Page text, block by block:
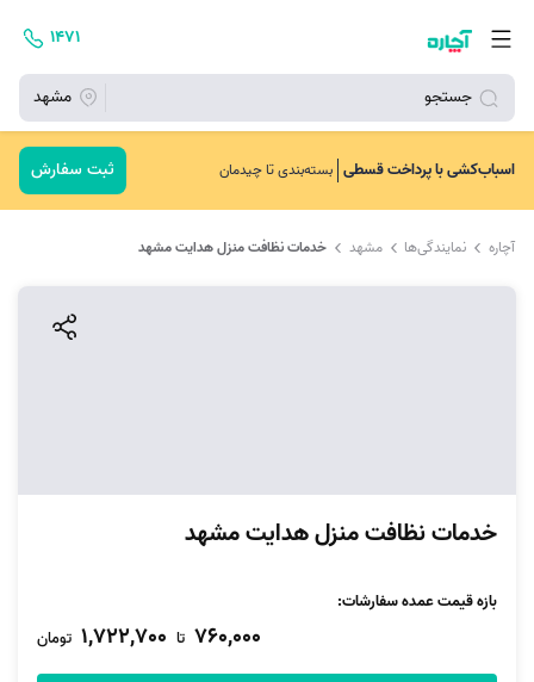
جستجو مشهد
۱۴۷۱
اسباب‌کشی با پرداخت قسطی بسته‌بندی تا چیدمان ثبت سفارش
آچاره نمایندگی‌ها مشهد خدمات نظافت منزل هدایت مشهد
خدمات نظافت منزل هدایت مشهد
بازه قیمت عمده سفارشات:
760,000 تا 1,722,700 تومان